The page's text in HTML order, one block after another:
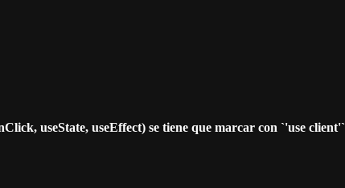
useState, useEffect) se tiene que marcar con `'use client'`